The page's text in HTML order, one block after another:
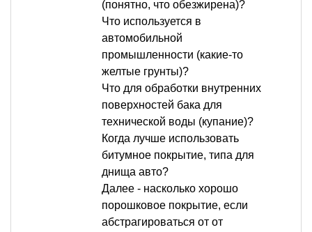
(понятно, что обезжирена)?
Что используется в
автомобильной
промышленности (какие-то
желтые грунты)?
Что для обработки внутренних
поверхностей бака для
технической воды (купание)?
Когда лучше использовать
битумное покрытие, типа для
днища авто?
Далее - насколько хорошо
порошковое покрытие, если
абстрагироваться от от